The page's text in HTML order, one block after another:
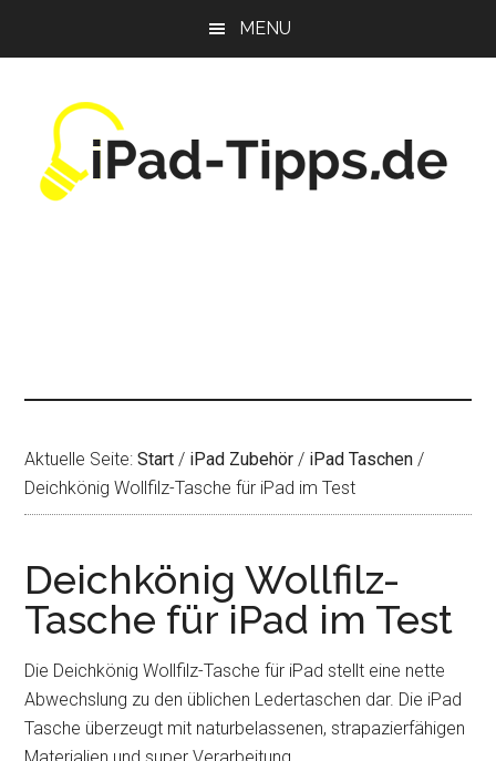
MENU
Aktuelle Seite:Start / iPad Zubehör / iPad Taschen /
Deichkönig Wollfilz-Tasche für iPad im Test
Deichkönig Wollfilz-
Tasche für iPad im Test
Die Deichkönig Wollfilz-Tasche für iPad stellt eine nette
Abwechslung zu den üblichen Ledertaschen dar. Die iPad
Tasche überzeugt mit naturbelassenen, strapazierfähigen